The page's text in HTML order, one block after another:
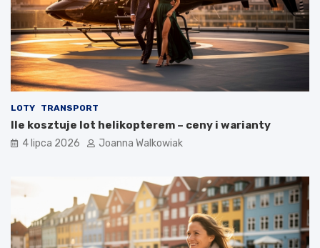
LOTY TRANSPORT
Ile kosztuje lot helikopterem – ceny i warianty
4 lipca 2026 Joanna Walkowiak